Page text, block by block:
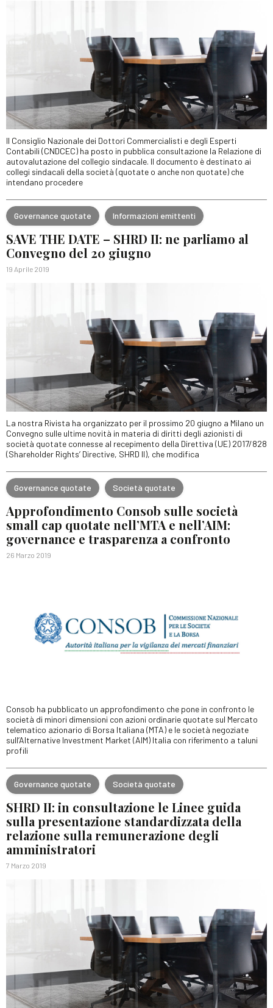
Il Consiglio Nazionale dei Dottori Commercialisti e degli Esperti
Contabili (CNDCEC) ha posto in pubblica consultazione la Relazione di
autovalutazione del collegio sindacale. Il documento è destinato ai
collegi sindacali della società (quotate o anche non quotate) che
intendano procedere
Governance quotate Informazioni emittenti
SAVE THE DATE – SHRD II: ne parliamo al
Convegno del 20 giugno
19 Aprile 2019
La nostra Rivista ha organizzato per il prossimo 20 giugno a Milano un
Convegno sulle ultime novità in materia di diritti degli azionisti di
società quotate connesse al recepimento della Direttiva (UE) 2017/828
(Shareholder Rights’ Directive, SHRD II), che modifica
Governance quotate Società quotate
Approfondimento Consob sulle società
small cap quotate nell’MTA e nell’AIM:
governance e trasparenza a confronto
26 Marzo 2019
Consob ha pubblicato un approfondimento che pone in confronto le
società di minori dimensioni con azioni ordinarie quotate sul Mercato
telematico azionario di Borsa Italiana (MTA) e le società negoziate
sull’Alternative Investment Market (AIM) Italia con riferimento a taluni
profili
Governance quotate Società quotate
SHRD II: in consultazione le Linee guida
sulla presentazione standardizzata della
relazione sulla remunerazione degli
amministratori
7 Marzo 2019